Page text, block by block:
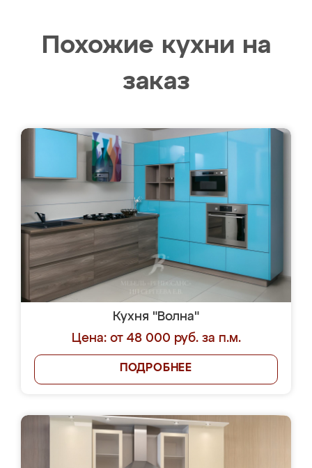
Похожие кухни на
заказ
Кухня "Волна"
Цена: от 48 000 руб. за п.м.
ПОДРОБНЕЕ